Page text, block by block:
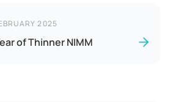
2025
of Thinner NIMM